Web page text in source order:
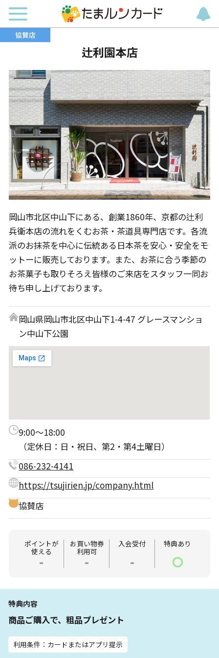
辻利園本店
岡山市北区中山下にある、創業1860年、京都の辻利
兵衛本店の流れをくむお茶・茶道具専門店です。各流
派のお抹茶を中心に伝統ある日本茶を安心・安全をモ
ットーに販売しております。また、お茶に合う季節の
お茶菓子も取りそろえ皆様のご来店をスタッフ一同お
待ち申し上げております。
岡山県岡山市北区中山下1-4-47 グレースマンショ
ン中山下公園
9:00～18:00
（定休日：日・祝日、第2・第4土曜日）
086-232-4141
https://tsujirien.jp/company.html
協賛店
ポイントが
使える
-
お買い物券
利用可
-
入会受付
-
特典あり
〇
特典内容
商品ご購入で、粗品プレゼント
利用条件：カードまたはアプリ提示